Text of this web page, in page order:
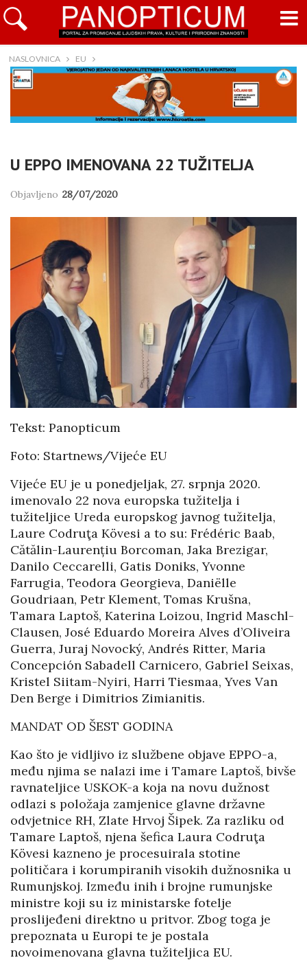
NASLOVNICA EU
U EPPO IMENOVANA 22 TUŽITELJA
Objavljeno 28/07/2020
Tekst: Panopticum
Foto: Startnews/Vijeće EU
Vijeće EU je u ponedjeljak, 27. srpnja 2020.
imenovalo 22 nova europska tužitelja i
tužiteljice Ureda europskog javnog tužitelja,
Laure Codruţa Kövesi a to su: Frédéric Baab,
Cătălin-Laurențiu Borcoman, Jaka Brezigar,
Danilo Ceccarelli, Gatis Doniks, Yvonne
Farrugia, Teodora Georgieva, Daniëlle
Goudriaan, Petr Klement, Tomas Krušna,
Tamara Laptoš, Katerina Loizou, Ingrid Maschl-
Clausen, José Eduardo Moreira Alves d’Oliveira
Guerra, Juraj Novocký, Andrés Ritter, Maria
Concepción Sabadell Carnicero, Gabriel Seixas,
Kristel Siitam-Nyiri, Harri Tiesmaa, Yves Van
Den Berge i Dimitrios Zimianitis.
MANDAT OD ŠEST GODINA
Kao što je vidljivo iz službene objave EPPO-a,
među njima se nalazi ime i Tamare Laptoš, bivše
ravnateljice USKOK-a koja na novu dužnost
odlazi s položaja zamjenice glavne državne
odvjetnice RH, Zlate Hrvoj Šipek. Za razliku od
Tamare Laptoš, njena šefica Laura Codruţa
Kövesi kazneno je procesuirala stotine
političara i korumpiranih visokih dužnosnika u
Rumunjskoj. Između inih i brojne rumunjske
ministre koji su iz ministarske fotelje
proslijeđeni direktno u pritvor. Zbog toga je
prepoznata u Europi te je postala
novoimenovana glavna tužiteljica EU.